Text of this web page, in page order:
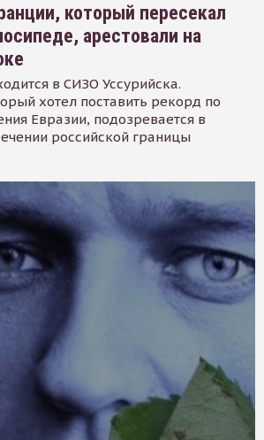
который пересекал
арестовали на
в СИЗО Уссурийска.
хотел поставить рекорд по
Евразии, подозревается в
российской границы